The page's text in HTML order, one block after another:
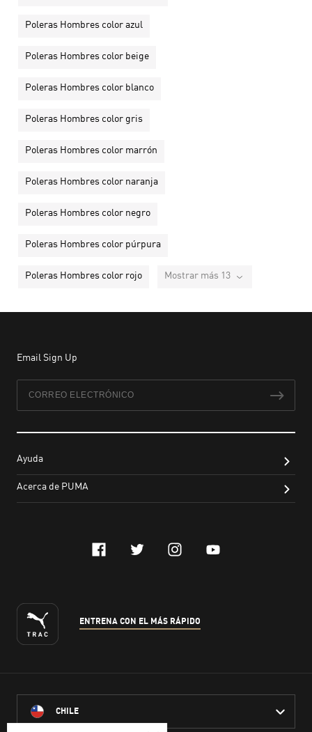
Poleras Hombres color azul
Poleras Hombres color beige
Poleras Hombres color blanco
Poleras Hombres color gris
Poleras Hombres color marrón
Poleras Hombres color naranja
Poleras Hombres color negro
Poleras Hombres color púrpura
Poleras Hombres color rojo Mostrar más 13